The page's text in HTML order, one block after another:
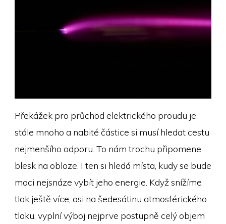
Překážek pro průchod elektrického proudu je
stále mnoho a nabité částice si musí hledat cestu
nejmenšího odporu. To nám trochu připomene
blesk na obloze. I ten si hledá místa, kudy se bude
moci nejsnáze vybít jeho energie. Když snížíme
tlak ještě více, asi na šedesátinu atmosférického
tlaku, vyplní výboj nejprve postupně celý objem